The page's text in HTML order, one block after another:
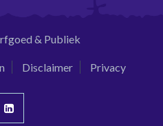
& Publiek
Disclaimer Privacy